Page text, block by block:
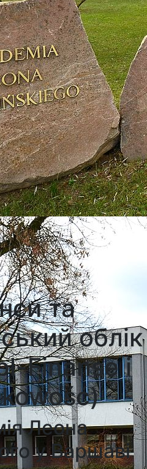
та
облік
Finanse i
Леона
у Варшаві